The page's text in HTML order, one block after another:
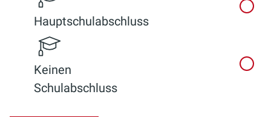
Hauptschulabschluss
Keinen
Schulabschluss